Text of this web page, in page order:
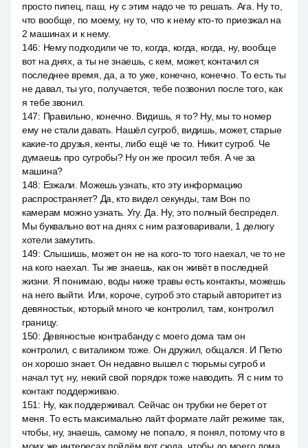
просто пипец, паш, ну с этим надо че то решать. Ага. Ну то,
что вообще, по моему, ну то, что к нему кто-то приезжал на
2 машинах и к нему.
146: Нему подходили че то, когда, когда, когда, ну, вообще
вот на днях, а ты не знаешь, с кем, может, контачил ся
последнее время, да, а то уже, конечно, конечно. То есть ты
не давал, ты уго, получается, тебе позвонил после того, как
я тебе звонил.
147: Правильно, конечно. Видишь, я то? Ну, мы то номер
ему не стали давать. Нашёл сугроб, видишь, может, старые
какие-то друзья, кенты, либо ещё че то. Никит сугроб. Че
думаешь про сугробы? Ну он же просил тебя. А че за
машина?
148: Езжали. Можешь узнать, кто эту информацию
распространяет? Да, кто видел секунды, там Вон по
камерам можно узнать. Угу. Да. Ну, это полный беспредел.
Мы буквально вот на днях с ним разговаривали, 1 делюгу
хотели замутить.
149: Слышишь, может он не на кого-то того наехал, че то не
на кого наехал. Ты же знаешь, как он живёт в последней
жизни. Я понимаю, воды ниже травы есть контакты, можешь
на него выйти. Или, короче, сугроб это старый авторитет из
девяностых, который много че контролил, там, контролил
границу.
150: Девяностые контрабанду с моего дома там он
контролил, с виталиком тоже. Он дружил, общался. И Петю
он хорошо знает. Он недавно вышел с тюрьмы сугроб и
начал тут, ну, некий свой порядок тоже наводить. Я с ним то
контакт поддерживаю.
151 : Ну, как поддерживал. Сейчас он трубки не берет от
меня. То есть максимально лайт формате лайт режиме так,
чтобы, ну, знаешь, самому не попало, я понял, потому что в